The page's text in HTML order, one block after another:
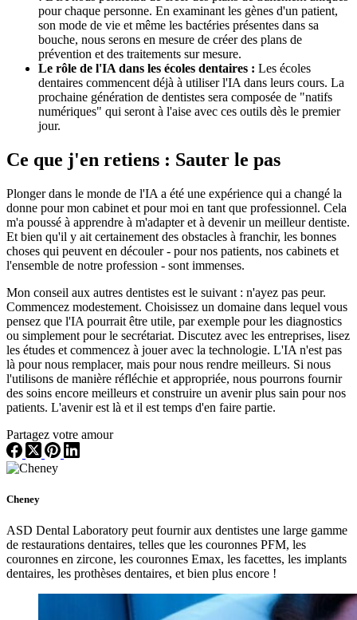
pour chaque personne. En examinant les gènes d'un patient,
son mode de vie et même les bactéries présentes dans sa
bouche, nous serons en mesure de créer des plans de
prévention et des traitements sur mesure.
Le rôle de l'IA dans les écoles dentaires : Les écoles
dentaires commencent déjà à utiliser l'IA dans leurs cours. La
prochaine génération de dentistes sera composée de "natifs
numériques" qui seront à l'aise avec ces outils dès le premier
jour.
Ce que j'en retiens : Sauter le pas
Plonger dans le monde de l'IA a été une expérience qui a changé la
donne pour mon cabinet et pour moi en tant que professionnel. Cela
m'a poussé à apprendre à m'adapter et à devenir un meilleur dentiste.
Et bien qu'il y ait certainement des obstacles à franchir, les bonnes
choses qui peuvent en découler - pour nos patients, nos cabinets et
l'ensemble de notre profession - sont immenses.
Mon conseil aux autres dentistes est le suivant : n'ayez pas peur.
Commencez modestement. Choisissez un domaine dans lequel vous
pensez que l'IA pourrait être utile, par exemple pour les diagnostics
ou simplement pour le secrétariat. Discutez avec les entreprises, lisez
les études et commencez à jouer avec la technologie. L'IA n'est pas
là pour nous remplacer, mais pour nous rendre meilleurs. Si nous
l'utilisons de manière réfléchie et appropriée, nous pourrons fournir
des soins encore meilleurs et construire un avenir plus sain pour nos
patients. L'avenir est là et il est temps d'en faire partie.
Partagez votre amour
Cheney
ASD Dental Laboratory peut fournir aux dentistes une large gamme
de restaurations dentaires, telles que les couronnes PFM, les
couronnes en zircone, les couronnes Emax, les facettes, les implants
dentaires, les prothèses dentaires, et bien plus encore !